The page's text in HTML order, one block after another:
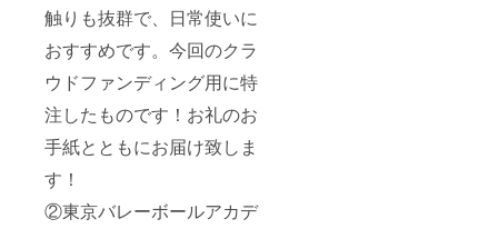
触りも抜群で、日常使いに
おすすめです。今回のクラ
ウドファンディング用に特
注したものです！お礼のお
手紙とともにお届け致しま
す！
②東京バレーボールアカデ